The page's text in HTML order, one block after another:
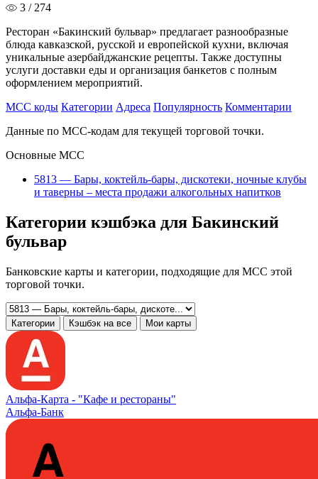
3 / 274
Ресторан «Бакинский бульвар» предлагает разнообразные
блюда кавказской, русской и европейской кухни, включая
уникальные азербайджанские рецепты. Также доступны
услуги доставки еды и организация банкетов с полным
оформлением мероприятий.
MCC коды Категории Адреса Популярность Комментарии
Данные по MCC-кодам для текущей торговой точки.
Основные MCC
5813 — Бары, коктейль-бары, дискотеки, ночные клубы
и таверны – места продажи алкогольных напитков
Категории кэшбэка для Бакинский
бульвар
Банковские карты и категории, подходящие для MCC этой
торговой точки.
Категории Кэшбэк на все Мои карты
Альфа‑Карта - "Кафе и рестораны"
Альфа-Банк